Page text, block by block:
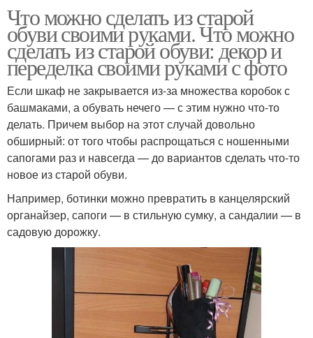
Что можно сделать из старой
обуви своими руками. Что можно
сделать из старой обуви: декор и
переделка своими руками с фото
Если шкаф не закрывается из-за множества коробок с
башмаками, а обувать нечего — с этим нужно что-то
делать. Причем выбор на этот случай довольно
обширный: от того чтобы распрощаться с ношенными
сапогами раз и навсегда — до вариантов сделать что-то
новое из старой обуви.
Например, ботинки можно превратить в канцелярский
органайзер, сапоги — в стильную сумку, а сандалии — в
садовую дорожку.